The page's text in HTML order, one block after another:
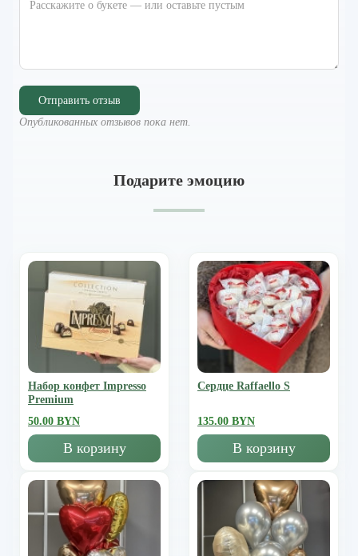
Отправить отзыв
Опубликованных отзывов пока нет.
Подарите эмоцию
Набор конфет Impresso
Premium
50.00 BYN
В корзину
Сердце Raffaello S
135.00 BYN
В корзину